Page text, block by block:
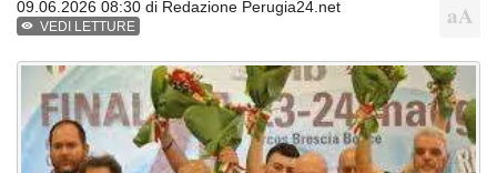
09.06.2026 08:30 di Redazione Perugia24.net
VEDI LETTURE